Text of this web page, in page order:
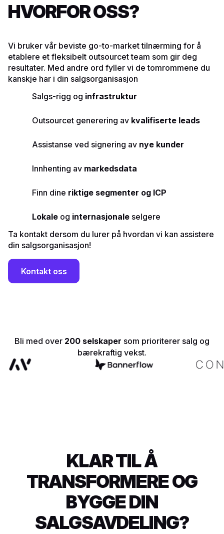
HVORFOR OSS?
Vi bruker vår beviste go-to-market tilnærming for å
etablere et fleksibelt outsourcet team som gir deg
resultater. Med andre ord fyller vi de tomrommene du
kanskje har i din salgsorganisasjon
Salgs-rigg og infrastruktur
Outsourcet generering av kvalifiserte leads
Assistanse ved signering av nye kunder
Innhenting av markedsdata
Finn dine riktige segmenter og ICP
Lokale og internasjonale selgere
Ta kontakt dersom du lurer på hvordan vi kan assistere
din salgsorganisasjon!
Kontakt oss
Bli med over 200 selskaper som prioriterer salg og
bærekraftig vekst.
KLAR TIL Å
TRANSFORMERE OG
BYGGE DIN
SALGSAVDELING?